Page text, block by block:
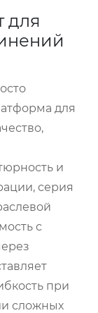
для
для
и
серия
с
при
сложных